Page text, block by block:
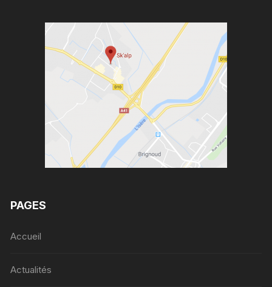
PAGES
Accueil
Actualités